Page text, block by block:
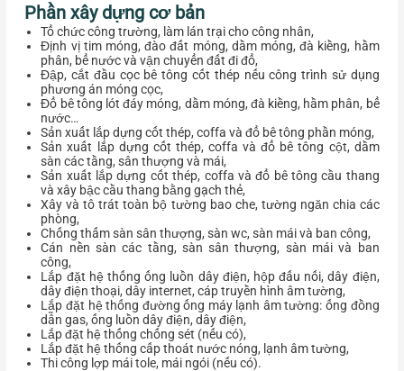
Phần xây dựng cơ bản
Tổ chức công trường, làm lán trại cho công nhân,
Định vị tim móng, đào đất móng, dầm móng, đà kiềng, hầm
phân, bể nước và vận chuyển đất đi đổ,
Đập, cắt đầu cọc bê tông cốt thép nếu công trình sử dụng
phương án móng cọc,
Đổ bê tông lót đáy móng, dầm móng, đà kiềng, hầm phân, bể
nước…
Sản xuất lắp dựng cốt thép, coffa và đổ bê tông phần móng,
Sản xuất lắp dựng cốt thép, coffa và đổ bê tông cột, dầm
sàn các tầng, sân thượng và mái,
Sản xuất lắp dựng cốt thép, coffa và đổ bê tông cầu thang
và xây bậc cầu thang bằng gạch thẻ,
Xây và tô trát toàn bộ tường bao che, tường ngăn chia các
phòng,
Chống thấm sàn sân thượng, sàn wc, sàn mái và ban công,
Cán nền sàn các tầng, sàn sân thượng, sàn mái và ban
công,
Lắp đặt hệ thống ống luồn dây điện, hộp đấu nối, dây điện,
dây điện thoại, dây internet, cáp truyền hình âm tường,
Lắp đặt hệ thống đường ống máy lạnh âm tường: ống đồng
dẫn gas, ống luồn dây điện, dây điện,
Lắp đặt hệ thống chống sét (nếu có),
Lắp đặt hệ thống cấp thoát nước nóng, lạnh âm tường,
Thi công lợp mái tole, mái ngói (nếu có).